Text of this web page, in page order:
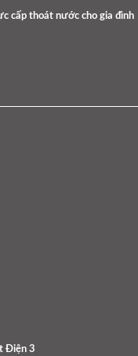
cấp thoát nước cho gia đình
Điện 3